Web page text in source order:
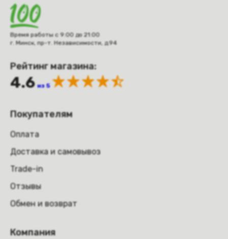
Время работы с 9:00 до 21:00
г. Минск, пр-т. Независимости, д.94
Рейтинг магазина:
4.6 из 5
Покупателям
Оплата
Доставка и самовывоз
Trade-in
Отзывы
Обмен и возврат
Компания